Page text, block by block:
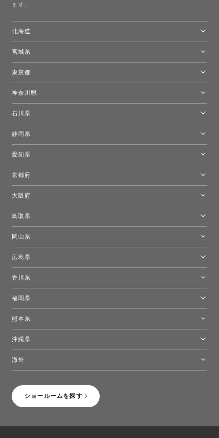
ます。
ショールームを探す
北海道
宮城県
東京都
モーイ東京
キーブー東京
FLOS｜フロスデザインスペース青山
神奈川県
石川県
静岡県
愛知県
京都府
大阪府
鳥取県
岡山県
広島県
香川県
福岡県
熊本県
沖縄県
海外